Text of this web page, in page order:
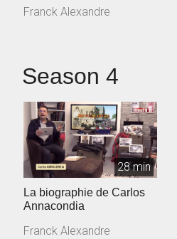
Franck Alexandre
Season 4
28 min
La biographie de Carlos
Annacondia
Franck Alexandre